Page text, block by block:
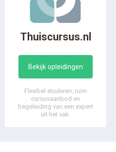
Thuiscursus.nl
Bekijk opleidingen
Flexibel studeren, ruim
cursusaanbod en
begeleiding van een expert
uit het vak.